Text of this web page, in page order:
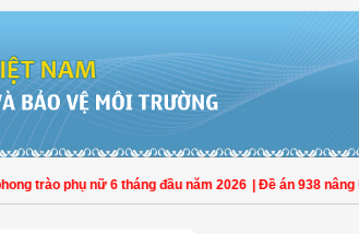
phụ nữ 6 tháng đầu năm 2026 | Đề án 938 nâng hiệu